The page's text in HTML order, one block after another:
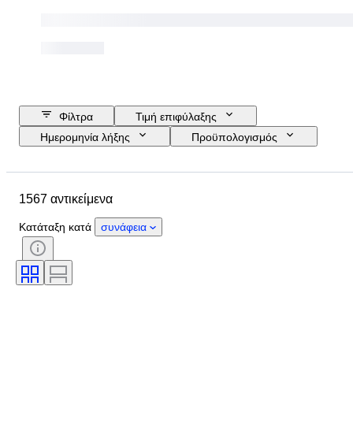
Φίλτρα
Τιμή επιφύλαξης
Ημερομηνία λήξης
Προϋπολογισμός
Αντικείμενο
Φύλο
Περίοδος
Πιστοποίηση
Θέμα
Υπογραφή
1567 αντικείμενα
Κατάταξη κατά συνάφεια